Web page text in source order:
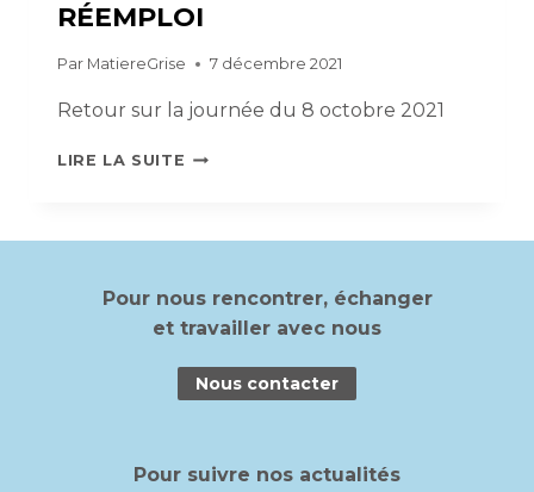
RÉEMPLOI
Par MatiereGrise 7 décembre 2021
Retour sur la journée du 8 octobre 2021
LIRE LA SUITE JOURNÉE
Pour nous rencontrer, échanger
et travailler avec nous
Nous contacter
Pour suivre nos actualités